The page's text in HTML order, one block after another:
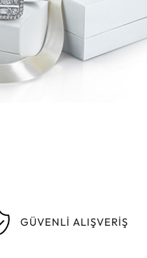
GÜVENLİ ALIŞVERİŞ